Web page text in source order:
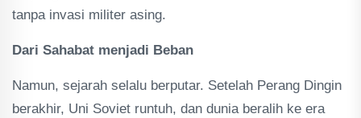
tanpa invasi militer asing.
Dari Sahabat menjadi Beban
Namun, sejarah selalu berputar. Setelah Perang Dingin
berakhir, Uni Soviet runtuh, dan dunia beralih ke era